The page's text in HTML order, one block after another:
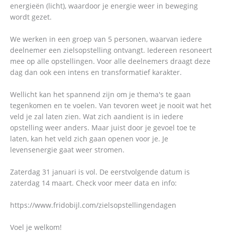
energieën (licht), waardoor je energie weer in beweging
wordt gezet.
We werken in een groep van 5 personen, waarvan iedere
deelnemer een zielsopstelling ontvangt. Iedereen resoneert
mee op alle opstellingen. Voor alle deelnemers draagt deze
dag dan ook een intens en transformatief karakter.
Wellicht kan het spannend zijn om je thema's te gaan
tegenkomen en te voelen. Van tevoren weet je nooit wat het
veld je zal laten zien. Wat zich aandient is in iedere
opstelling weer anders. Maar juist door je gevoel toe te
laten, kan het veld zich gaan openen voor je. Je
levensenergie gaat weer stromen.
Zaterdag 31 januari is vol. De eerstvolgende datum is
zaterdag 14 maart. Check voor meer data en info:
https://www.fridobijl.com/zielsopstellingendagen
Voel je welkom!